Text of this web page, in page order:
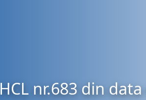
HCL nr.683 din